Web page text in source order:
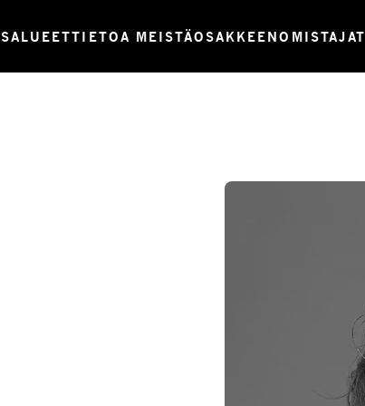
TIETOA MEISTÄOSAKKEENOMISTAJAT